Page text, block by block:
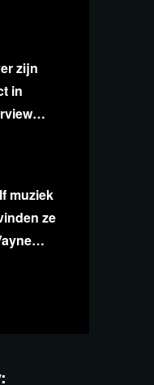
zijn
in
muziek
ze